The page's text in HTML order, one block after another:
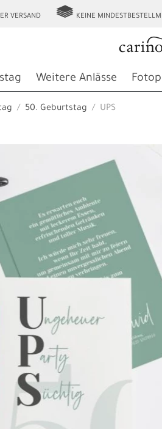
VERSAND g KEINE
Weitere Anlässe
50. Geburtstag UPS